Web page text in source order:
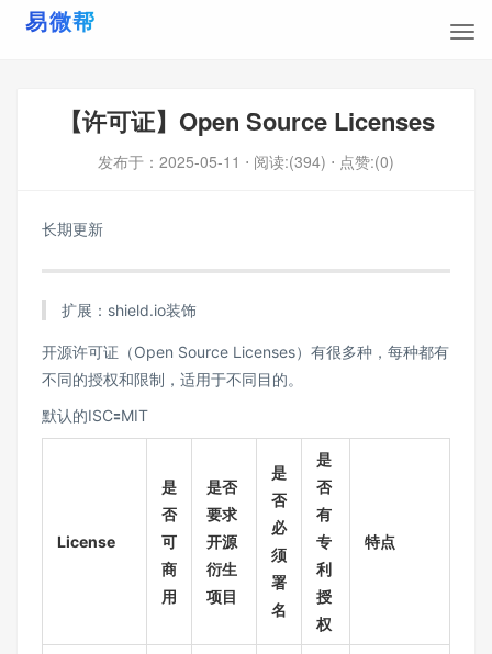
【许可证】Open Source Licenses
发布于： 2025-05-11 ⋅ 阅读:(394) ⋅ 点赞:(0)
长期更新
扩展：shield.io装饰
开源许可证（Open Source Licenses）有很多种，每种都有
不同的授权和限制，适用于不同目的。
默认的ISC🟰MIT
License
是
否
可
商
用
是否
要求
开源
衍生
项目
是
否
必
须
署
名
是
否
有
专
利
授
权
特点